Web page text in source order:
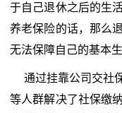
于自己退休之后的生
养老保险的话，那么
无法保障自己的基本生
通过挂靠公司交社
等人群解决了社保缴